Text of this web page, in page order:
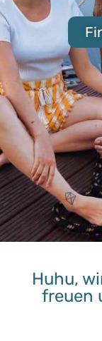
Huhu,
freuen